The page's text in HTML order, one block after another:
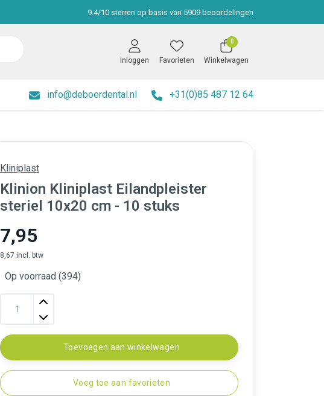
9.4/10 sterren op basis van 5909 beoordelingen
Inloggen Favorieten
0
Winkelwagen
info@deboerdental.nl +31(0)85 487 12 64
Kliniplast
Klinion Kliniplast Eilandpleister
steriel 10x20 cm - 10 stuks
7,95
8,67 incl. btw
Op voorraad (394)
Toevoegen aan winkelwagen
Voeg toe aan favorieten